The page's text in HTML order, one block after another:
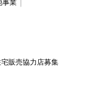
事業
販売協力店募集